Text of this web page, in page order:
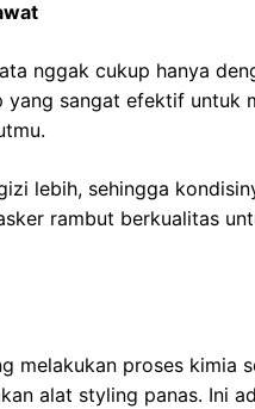
nggak cukup hanya
yang sangat efektif untuk
lebih, sehingga
rambut berkualitas
melakukan proses kimia
alat styling panas. Ini